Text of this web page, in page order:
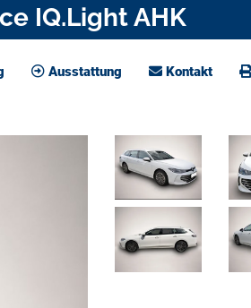
IQ.Light AHK
Ausstattung Kontakt